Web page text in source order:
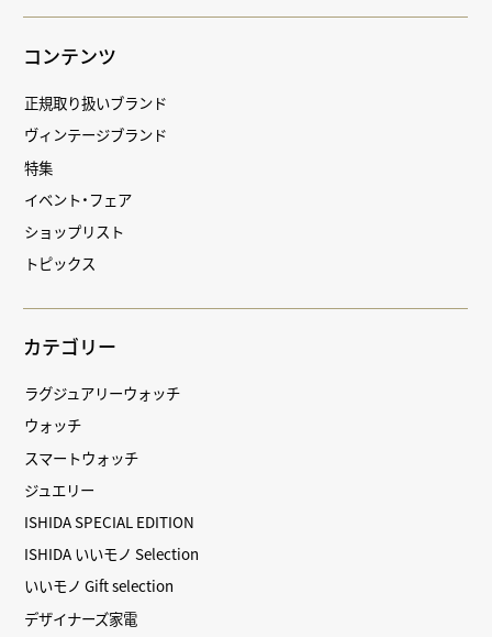
コンテンツ
正規取り扱いブランド
ヴィンテージブランド
特集
イベント・フェア
ショップリスト
トピックス
カテゴリー
ラグジュアリーウォッチ
ウォッチ
スマートウォッチ
ジュエリー
ISHIDA SPECIAL EDITION
ISHIDA いいモノ Selection
いいモノ Gift selection
デザイナーズ家電